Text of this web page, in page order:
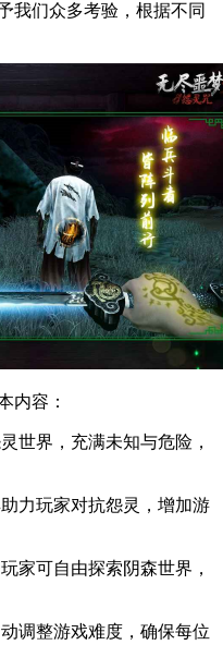
我们众多考验，根据不同
内容：
世界，充满未知与危险，
力玩家对抗怨灵，增加游
家可自由探索阴森世界，
调整游戏难度，确保每位